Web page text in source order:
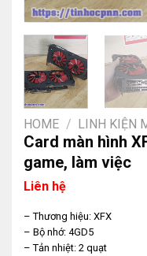
HOME / LINH KIỆN
Card màn hình
game, làm việc
Liên hệ
– Thương hiệu: XFX
– Bộ nhớ: 4GD5
– Tản nhiệt: 2 quạt